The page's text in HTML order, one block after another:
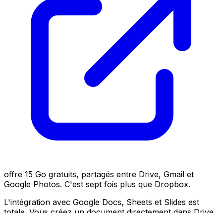
offre 15 Go gratuits, partagés entre Drive, Gmail et
Google Photos. C'est sept fois plus que Dropbox.
L'intégration avec Google Docs, Sheets et Slides est